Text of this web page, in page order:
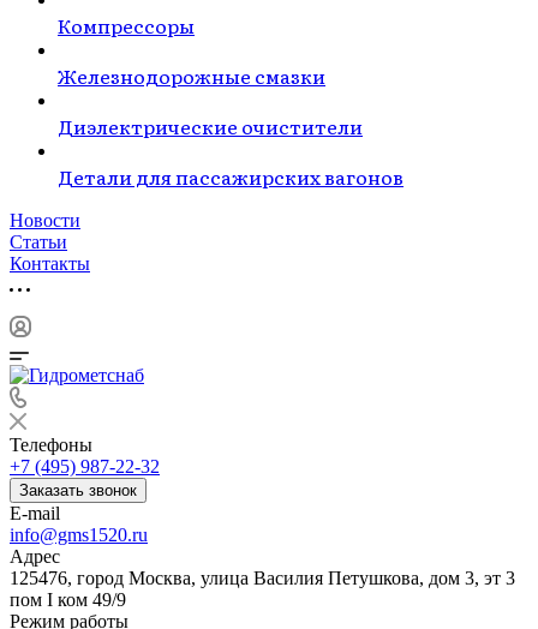
Компрессоры
Железнодорожные смазки
Диэлектрические очистители
Детали для пассажирских вагонов
Новости
Статьи
Контакты
Телефоны
+7 (495) 987-22-32
Заказать звонок
E-mail
info@gms1520.ru
Адрес
125476, город Москва, улица Василия Петушкова, дом 3, эт 3
пом I ком 49/9
Режим работы